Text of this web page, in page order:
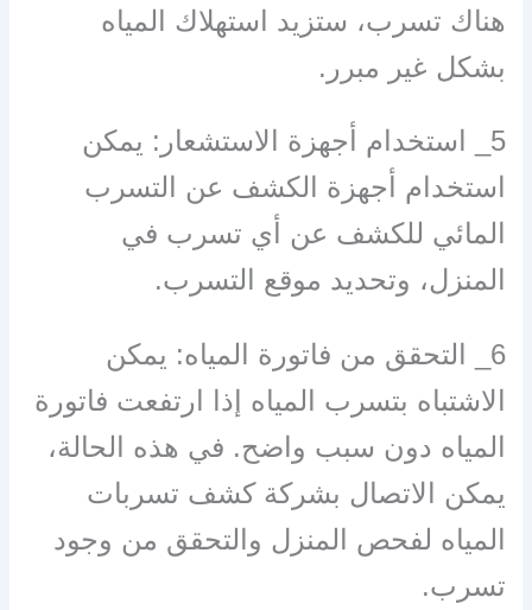
هناك تسرب، ستزيد استهلاك المياه
بشكل غير مبرر.
5_ استخدام أجهزة الاستشعار: يمكن
استخدام أجهزة الكشف عن التسرب
المائي للكشف عن أي تسرب في
المنزل، وتحديد موقع التسرب.
6_ التحقق من فاتورة المياه: يمكن
الاشتباه بتسرب المياه إذا ارتفعت فاتورة
المياه دون سبب واضح. في هذه الحالة،
يمكن الاتصال بشركة كشف تسربات
المياه لفحص المنزل والتحقق من وجود
تسرب.